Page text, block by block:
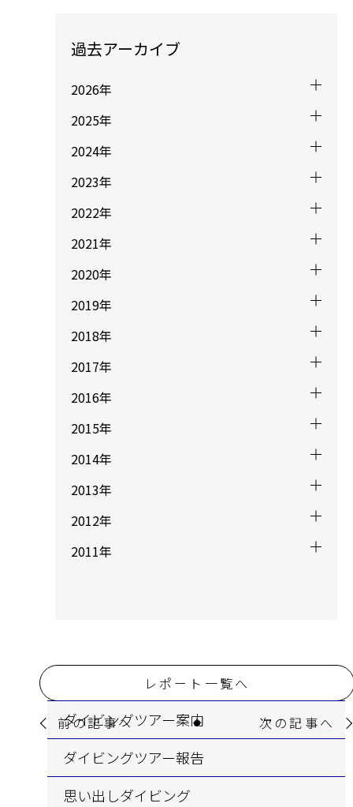
過去アーカイブ
2026年
2025年
2024年
2023年
2022年
2021年
2020年
2019年
2018年
2017年
2016年
2015年
2014年
2013年
2012年
2011年
前の記事へ
レポート一覧へ
次の記事へ
ダイビングツアー案内
ダイビングツアー報告
思い出しダイビング